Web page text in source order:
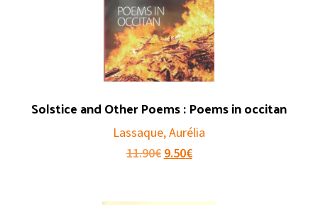
Solstice and Other Poems : Poems in occitan
Lassaque, Aurélia
11.90€ Le
9.50€Le